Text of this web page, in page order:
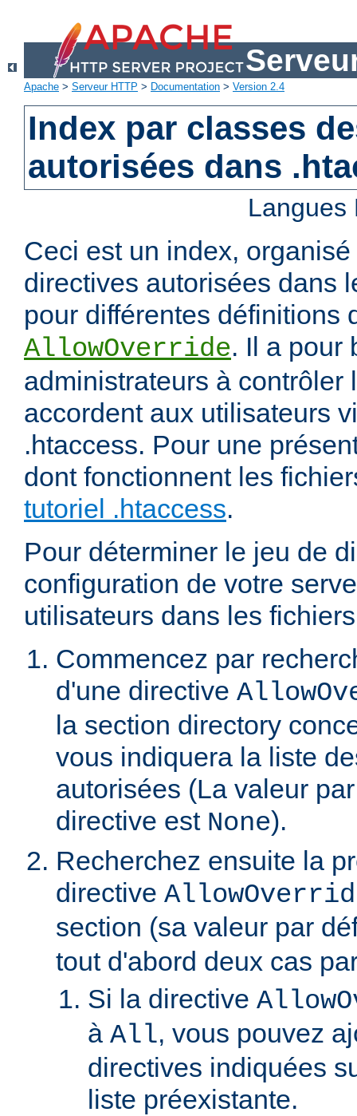
Apache > Serveur HTTP > Documentation > Version 2.4
Index par classes
autorisées dans
Ceci est un index,
directives autorisées dans
pour différentes définitions
AllowOverride. Il a pour
administrateurs à contrôler
accordent aux utilisateurs
.htaccess. Pour une
dont fonctionnent les
tutoriel .htaccess.
Pour déterminer le jeu de
configuration de votre
utilisateurs dans les
Commencez par
d'une directive
la section directory
vous indiquera la liste
autorisées (La valeur
directive est None).
Recherchez ensuite la
directive
section (sa valeur par
tout d'abord deux cas
Si la directive
à All, vous pouvez
directives indiquées
liste préexistante.